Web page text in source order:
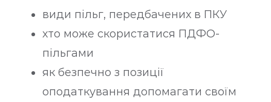
види пільг, передбачених в ПКУ
хто може скористатися ПДФО-
пільгами
як безпечно з позиції
оподаткування допомагати своїм